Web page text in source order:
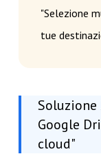
"Selezione
tue
Soluzione
Google
cloud"